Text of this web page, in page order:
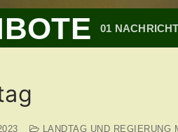
01
LANDTAG UND REGIERUNG